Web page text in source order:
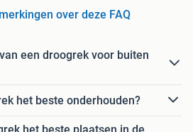
over deze FAQ
een droogrek voor buiten
het beste onderhouden?